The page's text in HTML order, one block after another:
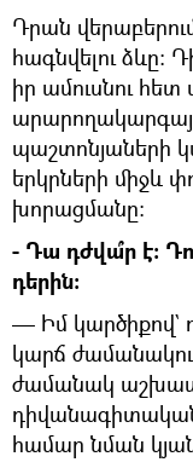
Դրան
հագնվելու ձևը:
իր ամուսնու
պաշտոնյաների
երկրների միջև
խորացմանը:
- Դա դժվա՞ր է:
դերին:
— Իմ կարծիքով`
կարճ
ժամանակ
դիվանագիտական
համար նման